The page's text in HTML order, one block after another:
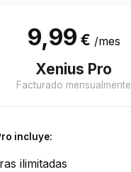
9,99 € /mes
Xenius Pro
Facturado mensualmente
incluye:
ilimitadas